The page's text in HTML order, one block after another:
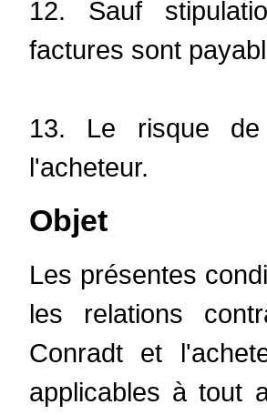
12. Sauf
factures sont
13. Le risque
l'acheteur.
Objet
Les présentes
les relations
Conradt et
applicables à tout